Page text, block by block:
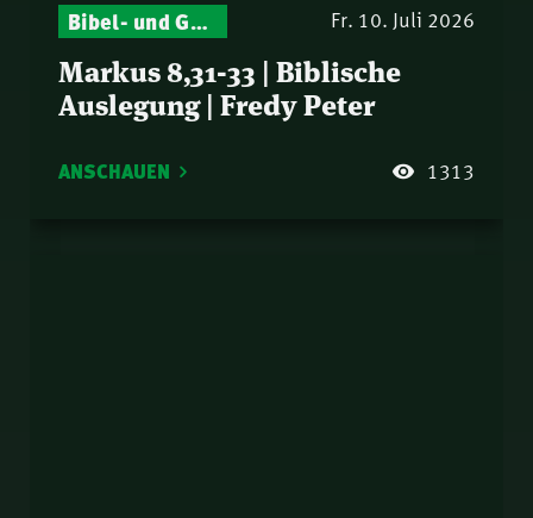
Bibel- und Gebetsstunde – Jeden Donnerstag neu: Vers-für-Vers-Auslegungen Fr. 10. Juli 2026
Markus 8,31-33 | Biblische
Auslegung | Fredy Peter
ANSCHAUEN 1313